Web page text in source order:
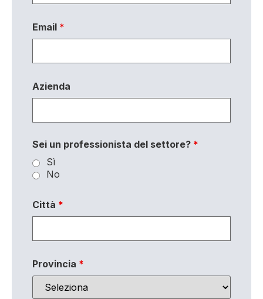
Email *
Azienda
Sei un professionista del settore? *
Sì
No
Città *
Provincia *